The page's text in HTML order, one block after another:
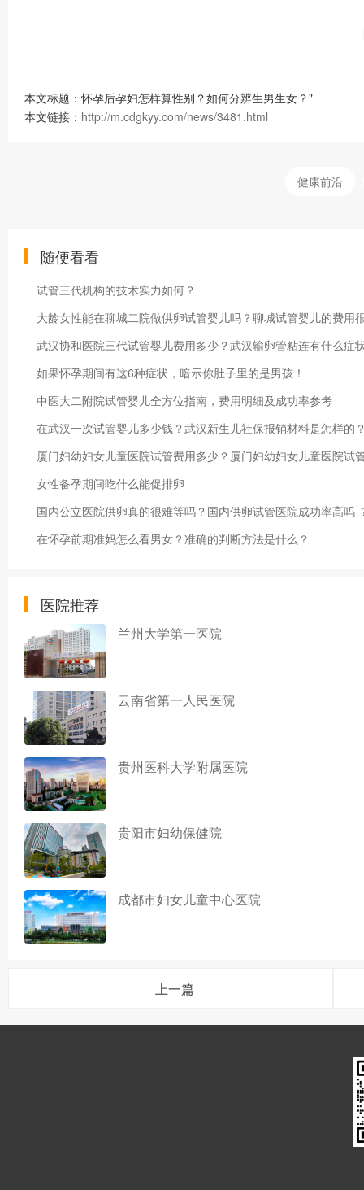
本文标题：怀孕后孕妇怎样算性别？如何分辨生男生女？"
本文链接： http://m.cdgkyy.com/news/3481.html
健康前沿
随便看看
试管三代机构的技术实力如何？
大龄女性能在聊城二院做供卵试管婴儿吗？聊城试管婴儿的费用
武汉协和医院三代试管婴儿费用多少？武汉输卵管粘连有什么症
如果怀孕期间有这6种症状，暗示你肚子里的是男孩！
中医大二附院试管婴儿全方位指南，费用明细及成功率参考
在武汉一次试管婴儿多少钱？武汉新生儿社保报销材料是怎样的
厦门妇幼妇女儿童医院试管费用多少？厦门妇幼妇女儿童医院试
女性备孕期间吃什么能促排卵
国内公立医院供卵真的很难等吗？国内供卵试管医院成功率高吗
在怀孕前期准妈怎么看男女？准确的判断方法是什么？
医院推荐
兰州大学第一医院
云南省第一人民医院
贵州医科大学附属医院
贵阳市妇幼保健院
成都市妇女儿童中心医院
上一篇